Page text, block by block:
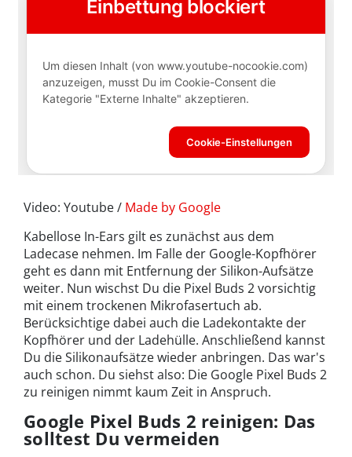
Video: Youtube / Made by Google
Kabellose In-Ears gilt es zunächst aus dem
Ladecase nehmen. Im Falle der Google-Kopfhörer
geht es dann mit Entfernung der Silikon-Aufsätze
weiter. Nun wischst Du die Pixel Buds 2 vorsichtig
mit einem trockenen Mikrofasertuch ab.
Berücksichtige dabei auch die Ladekontakte der
Kopfhörer und der Ladehülle. Anschließend kannst
Du die Silikonaufsätze wieder anbringen. Das war's
auch schon. Du siehst also: Die Google Pixel Buds 2
zu reinigen nimmt kaum Zeit in Anspruch.
Google Pixel Buds 2 reinigen: Das
solltest Du vermeiden